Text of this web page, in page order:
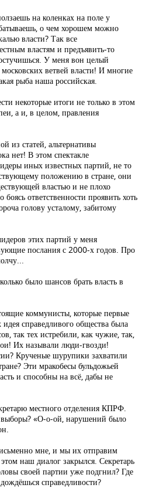
на коленках на поле у
о чем хорошем можно
власти? Так все
властям и предъявить-то
У меня вон целый
ветвей власти! И многие
рыба наша российская.
некоторые итоги не только в этом
а и, в целом, правления
из статей, альтернативы
нет! В этом спектакле
иных известных партий, не то
положению в стране, они
властью и не плохо
ответственности проявить хоть
голову усталому, забитому
этих партий у меня
послания с 2000-х годов. Про
было шансов брать власть в
коммунисты, которые первые
справедливого общества была
так тех истребили, как чужие, так,
Их называли люди-гвозди!
Крученые шурупики захватили
Эти мракобесы бульдожьей
и способны на всё, дабы не
местного отделения КПРФ.
«О-о-ой, нарушений было
мне, и мы их отправим
наш диалог закрылся. Секретарь
своей партии уже подгнил? Где
справедливости?